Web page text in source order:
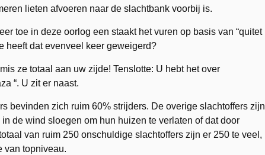
lieten afvoeren naar de slachtbank voorbij is.
toe in deze oorlog een staakt het vuren op basis van “quitet
heeft dat evenveel keer geweigerd?
ze totaal aan uw zijde! Tenslotte: U hebt het over
“. U zit er naast.
bevinden zich ruim 60% strijders. De overige slachtoffers zijn
de wind sloegen om hun huizen te verlaten of dat door
van ruim 250 onschuldige slachtoffers zijn er 250 te veel,
van topniveau.